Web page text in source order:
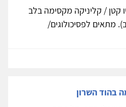
קטן / קליניקה מקסימה בלב
מתאים לפסיכולוגים/
בהוד השרון